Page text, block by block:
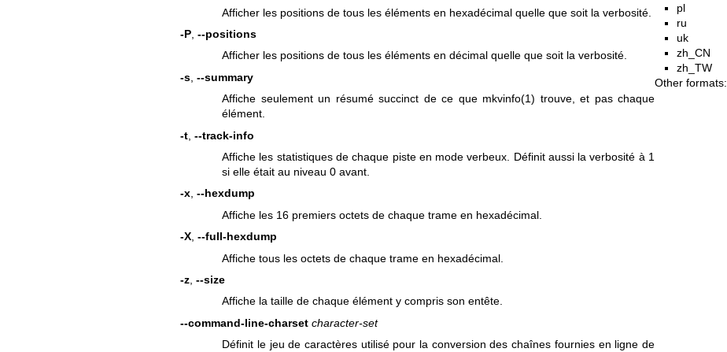
Afficher les positions de tous les éléments en hexadécimal quelle que soit la verbosité.
-P, --positions
Afficher les positions de tous les éléments en décimal quelle que soit la verbosité.
-s, --summary
Affiche seulement un résumé succinct de ce que mkvinfo(1) trouve, et pas chaque
élément.
-t, --track-info
Affiche les statistiques de chaque piste en mode verbeux. Définit aussi la verbosité à 1
si elle était au niveau 0 avant.
-x, --hexdump
Affiche les 16 premiers octets de chaque trame en hexadécimal.
-X, --full-hexdump
Affiche tous les octets de chaque trame en hexadécimal.
-z, --size
Affiche la taille de chaque élément y compris son entête.
--command-line-charset character-set
Définit le jeu de caractères utilisé pour la conversion des chaînes fournies en ligne de
pl
ru
uk
zh_CN
zh_TW
Other formats: